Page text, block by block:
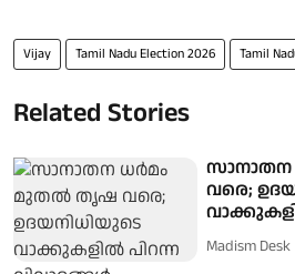
Vijay Tamil Nadu Election 2026 Tamil
Related Stories
വരെ;
Madism Desk